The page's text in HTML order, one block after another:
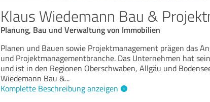
Klaus Wiedemann Bau &
Planung, Bau und Verwaltung von Immobilien
Planen und Bauen sowie Projektmanagement prägen das
und Projektmanagementbranche. Das Unternehmen hat
und ist in den Regionen Oberschwaben, Allgäu und
Wiedemann Bau &...
Komplette Beschreibung anzeigen